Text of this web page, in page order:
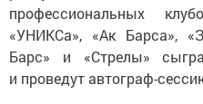
профессиональных
«УНИКСа», «Ак Барса»,
Барс» и «Стрелы»
и проведут автограф-